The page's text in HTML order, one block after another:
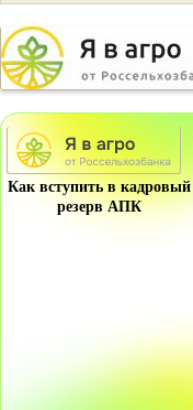
Как вступить в кадровый
резерв АПК